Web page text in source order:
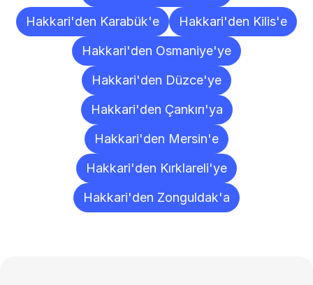
Hakkari'den Karabük'e
Hakkari'den Kilis'e
Hakkari'den Osmaniye'ye
Hakkari'den Düzce'ye
Hakkari'den Çankırı'ya
Hakkari'den Mersin'e
Hakkari'den Kırklareli'ye
Hakkari'den Zonguldak'a